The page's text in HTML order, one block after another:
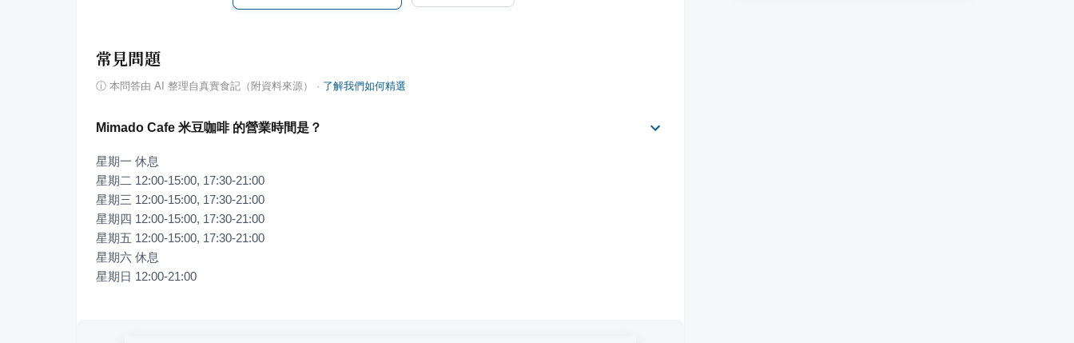
常見問題
ⓘ 本問答由 AI 整理自真實食記（附資料來源） · 了解我們如何精選
Mimado Cafe 米豆咖啡 的營業時間是？
星期一 休息
星期二 12:00-15:00, 17:30-21:00
星期三 12:00-15:00, 17:30-21:00
星期四 12:00-15:00, 17:30-21:00
星期五 12:00-15:00, 17:30-21:00
星期六 休息
星期日 12:00-21:00